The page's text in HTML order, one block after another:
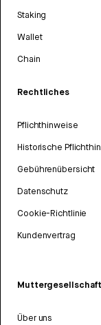
Staking
Wallet
Chain
Rechtliches
Pflichthinweise
Historische
Gebührenübersicht
Datenschutz
Cookie-Richtlinie
Kundenvertrag
Muttergesellschaft
Über uns